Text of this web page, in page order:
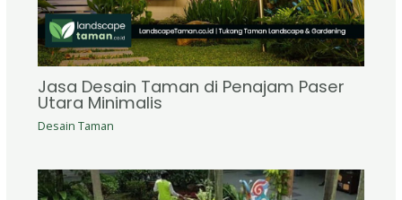
Jasa Desain Taman di Penajam Paser
Utara Minimalis
Desain Taman